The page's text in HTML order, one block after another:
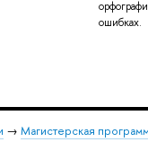
ошибках.
→ Магистерская